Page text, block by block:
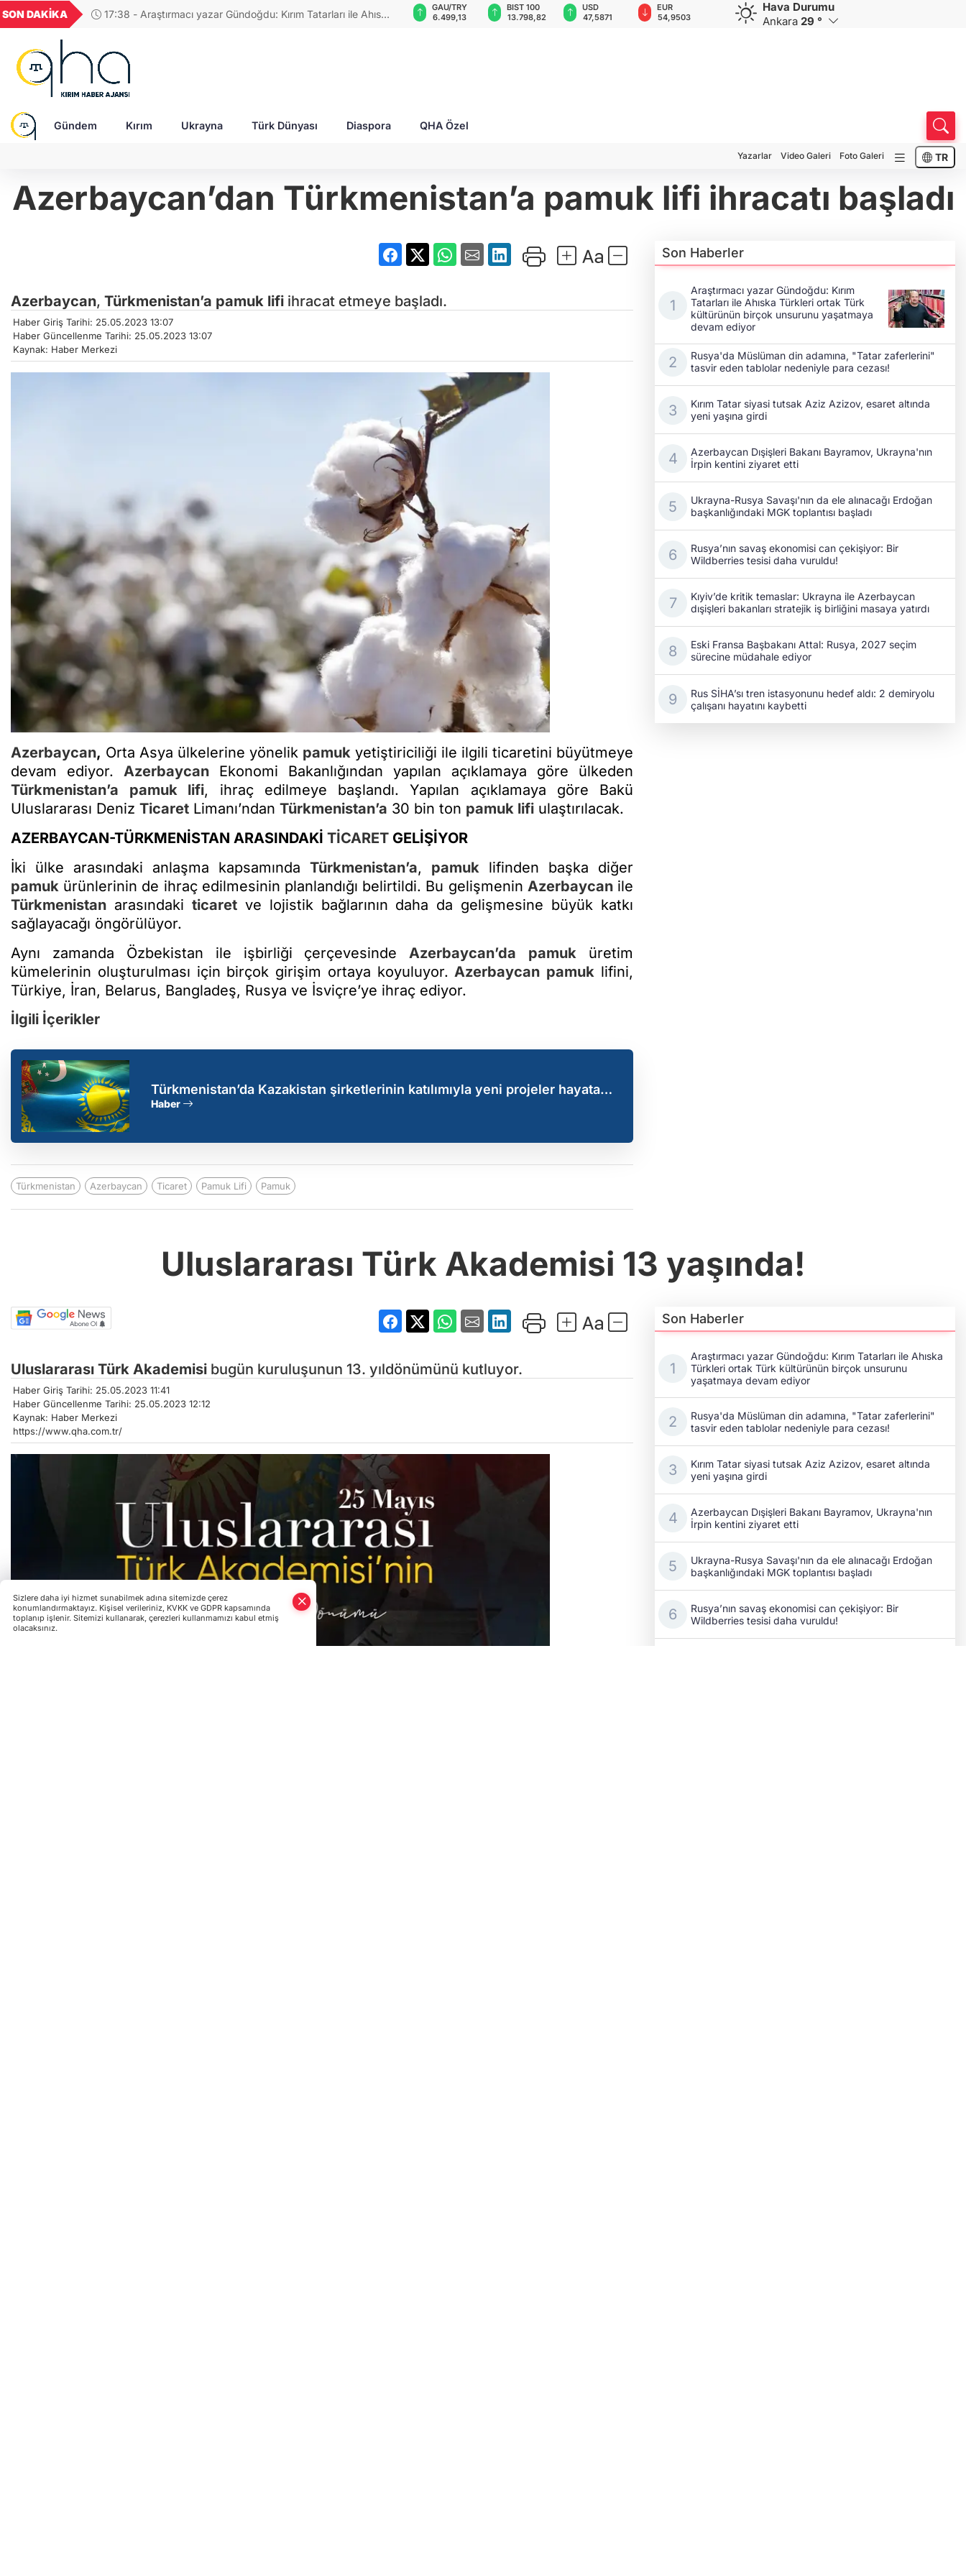
SON DAKİKA
17:58 - Rusya'da Müslüman din adamına, "Tatar zaferlerini"
GEL
18,1978
16,2303
28,0626
0,0018
6.499,13
BIST 100
13.798,82
USD
47,5871
EUR
54,9503
GBP
64,1508
CHF
58,5690
CAD
33,9523
Hava Durumu
Ankara 29 °
Gündem Kırım Ukrayna Türk Dünyası Diaspora QHA Özel
Yazarlar Video Galeri Foto Galeri TR
Azerbaycan’dan Türkmenistan’a pamuk lifi ihracatı başladı
Azerbaycan, Türkmenistan’a pamuk lifi ihracat etmeye başladı.
Haber Giriş Tarihi: 25.05.2023 13:07
Haber Güncellenme Tarihi: 25.05.2023 13:07
Kaynak: Haber Merkezi
Azerbaycan, Orta Asya ülkelerine yönelik pamuk yetiştiriciliği ile ilgili ticaretini büyütmeye
devam ediyor. Azerbaycan Ekonomi Bakanlığından yapılan açıklamaya göre ülkeden
Türkmenistan’a pamuk lifi, ihraç edilmeye başlandı. Yapılan açıklamaya göre Bakü
Uluslararası Deniz Ticaret Limanı’ndan Türkmenistan’a 30 bin ton pamuk lifi ulaştırılacak.
AZERBAYCAN-TÜRKMENİSTAN ARASINDAKİ TİCARET GELİŞİYOR
İki ülke arasındaki anlaşma kapsamında Türkmenistan’a, pamuk lifinden başka diğer
pamuk ürünlerinin de ihraç edilmesinin planlandığı belirtildi. Bu gelişmenin Azerbaycanile
Türkmenistan arasındaki ticaretve lojistik bağlarının daha da gelişmesine büyük katkı
sağlayacağı öngörülüyor.
Aynı zamanda Özbekistan ile işbirliği çerçevesinde Azerbaycan’da pamuk üretim
kümelerinin oluşturulması için birçok girişim ortaya koyuluyor. Azerbaycan pamuk lifini,
Türkiye, İran, Belarus, Bangladeş, Rusya ve İsviçre’ye ihraç ediyor.
İlgili İçerikler
Türkmenistan’da Kazakistan şirketlerinin katılımıyla yeni projeler hayata
geçiriliyor
Haber
Türkmenistan Azerbaycan Ticaret Pamuk Lifi Pamuk
Son Haberler
Araştırmacı yazar Gündoğdu: Kırım
Tatarları ile Ahıska Türkleri ortak Türk
kültürünün birçok unsurunu yaşatmaya
devam ediyor
Rusya'da Müslüman din adamına, "Tatar zaferlerini"
tasvir eden tablolar nedeniyle para cezası!
Kırım Tatar siyasi tutsak Aziz Azizov, esaret altında
yeni yaşına girdi
Azerbaycan Dışişleri Bakanı Bayramov, Ukrayna'nın
İrpin kentini ziyaret etti
Ukrayna-Rusya Savaşı'nın da ele alınacağı Erdoğan
başkanlığındaki MGK toplantısı başladı
Rusya’nın savaş ekonomisi can çekişiyor: Bir
Wildberries tesisi daha vuruldu!
Kıyiv’de kritik temaslar: Ukrayna ile Azerbaycan
dışişleri bakanları stratejik iş birliğini masaya yatırdı
Eski Fransa Başbakanı Attal: Rusya, 2027 seçim
sürecine müdahale ediyor
Rus SİHA’sı tren istasyonunu hedef aldı: 2 demiryolu
çalışanı hayatını kaybetti
Uluslararası Türk Akademisi 13 yaşında!
Uluslararası Türk Akademisi bugün kuruluşunun 13. yıldönümünü kutluyor.
Haber Giriş Tarihi: 25.05.2023 11:41
Haber Güncellenme Tarihi: 25.05.2023 12:12
Kaynak: Haber Merkezi
https://www.qha.com.tr/
Son Haberler
Araştırmacı yazar Gündoğdu: Kırım Tatarları ile Ahıska
Türkleri ortak Türk kültürünün birçok unsurunu
yaşatmaya devam ediyor
Rusya'da Müslüman din adamına, "Tatar zaferlerini"
tasvir eden tablolar nedeniyle para cezası!
Kırım Tatar siyasi tutsak Aziz Azizov, esaret altında
yeni yaşına girdi
Azerbaycan Dışişleri Bakanı Bayramov, Ukrayna'nın
İrpin kentini ziyaret etti
Ukrayna-Rusya Savaşı'nın da ele alınacağı Erdoğan
başkanlığındaki MGK toplantısı başladı
Rusya’nın savaş ekonomisi can çekişiyor: Bir
Wildberries tesisi daha vuruldu!
Sizlere daha iyi hizmet sunabilmek adına sitemizde çerez
konumlandırmaktayız. Kişisel verileriniz, KVKK ve GDPR kapsamında
toplanıp işlenir. Sitemizi kullanarak, çerezleri kullanmamızı kabul etmiş
olacaksınız.